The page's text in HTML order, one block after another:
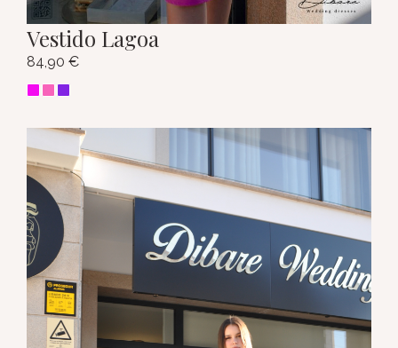
Vestido Lagoa
84,90 €